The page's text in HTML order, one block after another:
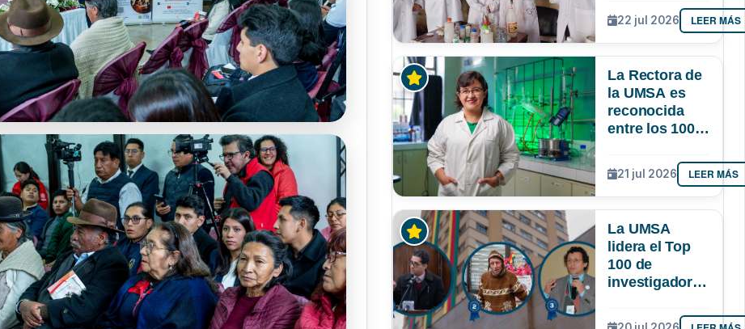
más niñas a la
ciencia, sino
lograr que
y lideren
22 jul 2026 LEER MÁS
La Rectora de
la UMSA es
reconocida
entre los 100
destacados de
Bolivia
21 jul 2026 LEER MÁS
La UMSA
lidera el Top
100 de
investigadores